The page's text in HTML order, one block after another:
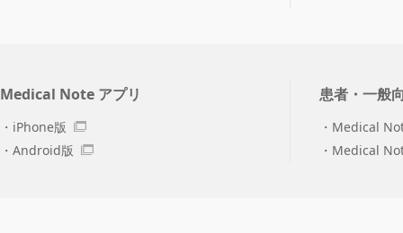
Medical Note アプリ
iPhone版
Android版
患者・一般
Medical
Medical